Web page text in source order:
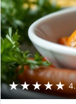
★★★★★